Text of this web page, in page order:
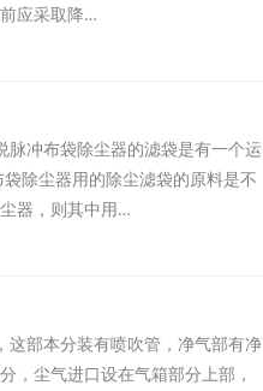
应采取降…
冲布袋除尘器的滤袋是有一个运
除尘器用的除尘滤袋的原料是不
器，则其中用…
部本分装有喷吹管，净气部有净
，尘气进口设在气箱部分上部，